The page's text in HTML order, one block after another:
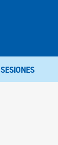
SESIONES